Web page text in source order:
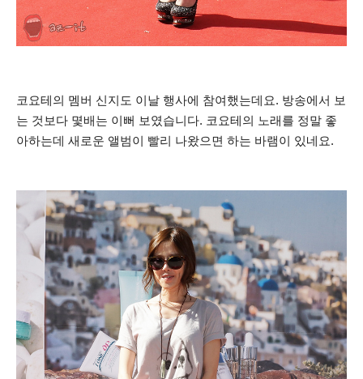
코요테의 멤버 신지도 이날 행사에 참여했는데요. 방송에서 보
는 것보다 몇배는 이뻐 보였습니다. 코요테의 노래를 정말 좋
아하는데 새로운 앨범이 빨리 나왔으면 하는 바램이 있네요.